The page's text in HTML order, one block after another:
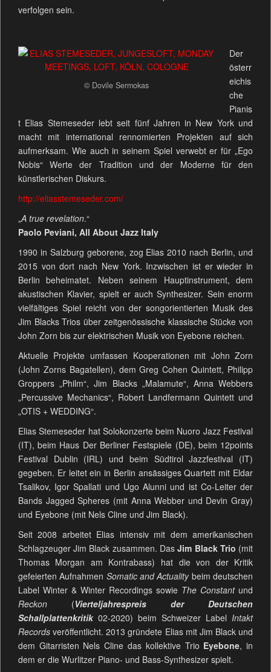
verfolgen sein.
© Dovile Sermokas
Der
österr
eichis
che
Pianis
t Elias Stemeseder lebt seit fünf Jahren in New York und
macht mit international rennomierten Projekten auf sich
aufmerksam. Wie auch in seinem Spiel verwebt er für „Ego
Nobis“ Werte der Tradition und der Moderne für den
künstlerischen Diskurs.
http://eliasstemeseder.com/
„A true revelation.“
Paolo Peviani, All About Jazz Italy
1990 in Salzburg geborene, zog Elias 2010 nach Berlin, und
2015 von dort nach New York. Inzwischen ist er wieder in
Berlin beheimatet. Neben seinem Hauptinstrument, dem
akustischen Klavier, spielt er auch Synthesizer. Sein enorm
vielfältiges Spiel reicht von der songorientierten Musik des
Jim Blacks Trios über zeitgenössische klassische Stücke von
John Zorn bis zur elektrischen Musik von Eyebone reichen.
Aktuelle Projekte umfassen Kooperationen mit John Zorn
(John Zorns Bagatellen), dem Greg Cohen Quintett, Philipp
Groppers „Philm“, Jim Blacks „Malamute“, Anna Webbers
„Percussive Mechanics“, Robert Landfermann Quintett und
„OTIS + WEDDING“.
Elias Stemeseder hat Solokonzerte beim Nuoro Jazz Festival
(IT), beim Haus Der Berliner Festspiele (DE), beim 12points
Festival Dublin (IRL) und beim Südtirol Jazzfestival (IT)
gegeben. Er leitet ein in Berlin ansässiges Quartett mit Eldar
Tsalikov, Igor Spallati und Ugo Alunni und ist Co-Leiter der
Bands Jagged Spheres (mit Anna Webber und Devin Gray)
und Eyebone (mit Nels Cline und Jim Black).
Seit 2008 arbeitet Elias intensiv mit dem amerikanischen
Schlagzeuger Jim Black zusammen. DasJim Black Trio (mit
Thomas Morgan am Kontrabass) hat die von der Kritik
gefeierten Aufnahmen Somatic and Actualitybeim deutschen
Label Winter & Winter Recordings sowie The Constantund
Reckon(Vierteljahrespreis der Deutschen
Schallplattenkritik 02-2020) beim Schweizer Label Intakt
Recordsveröffentlicht. 2013 gründete Elias mit Jim Black und
dem Gitarristen Nels Cline das kollektive Trio Eyebone, in
dem er die Wurlitzer Piano- und Bass-Synthesizer spielt.